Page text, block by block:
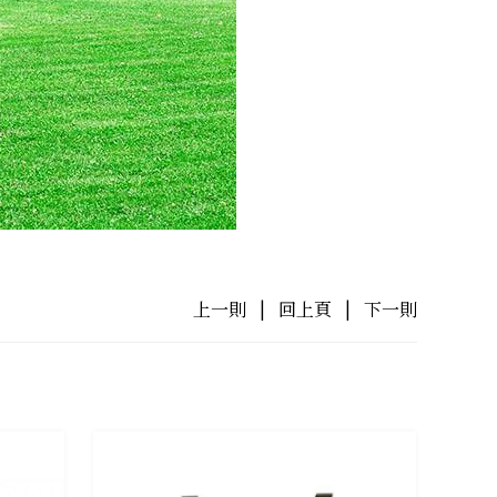
上一則 | 回上頁 | 下一則